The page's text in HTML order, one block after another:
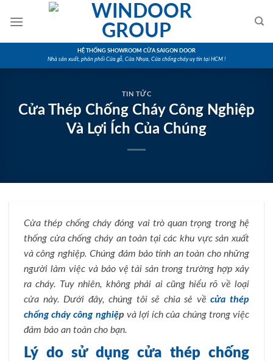
HỆ THỐNG SHOWROOM CỬA SAIGON DOOR
Nhà sản xuất, phân phối Cửa gỗ, Cửa Nhựa, Cửa chống cháy uy tín tại HCM !
TIN TỨC
Cửa Thép Chống Cháy Công Nghiệp
Và Lợi Ích Của Chúng
Cửa thép chống cháy đóng vai trò quan trọng trong hệ
thống cửa chống cháy an toàn tại các khu vực sản xuất
và công nghiệp. Chúng đảm bảo tính an toàn cho những
người làm việc và bảo vệ tài sản trong trường hợp xảy
ra cháy. Tuy nhiên, không phải ai cũng hiểu rõ về loại
cửa này. Dưới đây, chúng tôi sẽ chia sẻ vềcửa thép
chống cháy công nghiệp và lợi ích của chúng trong việc
đảm bảo an toàn cho bạn.
Lý do sử dụng cửa thép chống